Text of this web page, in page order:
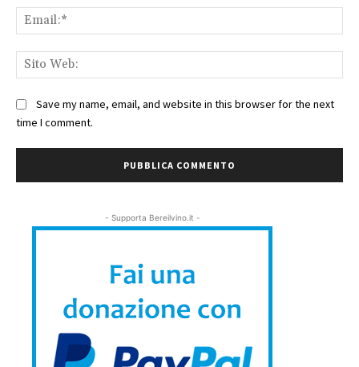
Save my name, email, and website in this browser for the next
time I comment.
- Supporta Bereilvino.it -